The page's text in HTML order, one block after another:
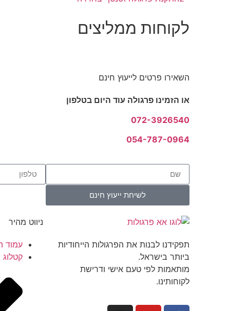
לקוחות ממליצים
השאירו פרטים לייעוץ חינם
או הזמינו פרגולה עוד היום בטלפון
072-3926540
054-787-0964
לשיחת ייעוץ חינם
תפקידנו לבנות את הפרגולות הייחודיות
ביותר בישראל.
מותאמות לפי טעם אישי ודרישת
לקוחותינו.
ניווט מהיר
עמוד
קטלוג